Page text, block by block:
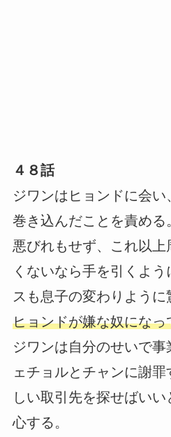
４８話
ジワンはヒョンドに会
巻き込んだことを責める
悪びれもせず、これ以
くないなら手を引くよ
スも息子の変わりように
ヒョンドが嫌な奴になっ
ジワンは自分のせいで
ェチョルとチャンに謝
しい取引先を探せばい
心する。